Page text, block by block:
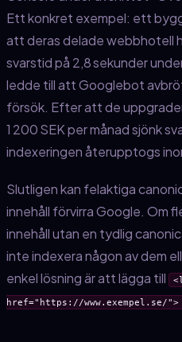
Ett konkret exempel: ett
att deras delade webbhotell
svarstid på 2,8 sekunder
ledde till att Googlebot
försök. Efter att de
1 200 SEK per månad sjönk
indexeringen återupptogs
Slutligen kan felaktiga
innehåll förvirra Google. Om
innehåll utan en tydlig
inte indexera någon av dem
enkel lösning är att lägga till
href="https://www.exempel.se/">